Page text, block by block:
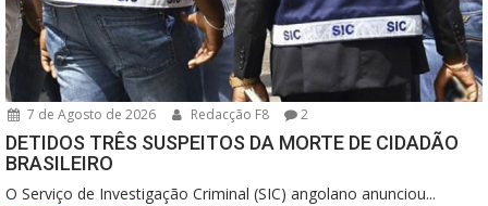
7 de Agosto de 2026 Redacção F8 2
DETIDOS TRÊS SUSPEITOS DA MORTE DE CIDADÃO
BRASILEIRO
O Serviço de Investigação Criminal (SIC) angolano anunciou...